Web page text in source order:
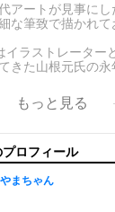
アートが見事に
な筆致で描かれ
イラストレーター
きた山根元氏の
身の幻想画をTシ
もっと見る
ロフィール
やまちゃん